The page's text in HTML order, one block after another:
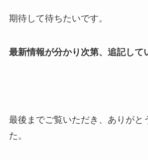
期待して待ちたいです。
最新情報が分かり次第、追記して
最後までご覧いただき、ありがと
た。